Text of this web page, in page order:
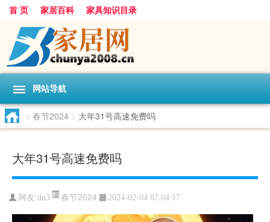
首 页 家居百科 家具知识目录
网站导航
> 春节2024 > 大年31号高速免费吗
大年31号高速免费吗
网友:dn3 春节2024 2024-02-04 07:04:17